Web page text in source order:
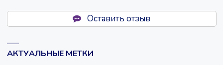
Оставить отзыв
АКТУАЛЬНЫЕ МЕТКИ